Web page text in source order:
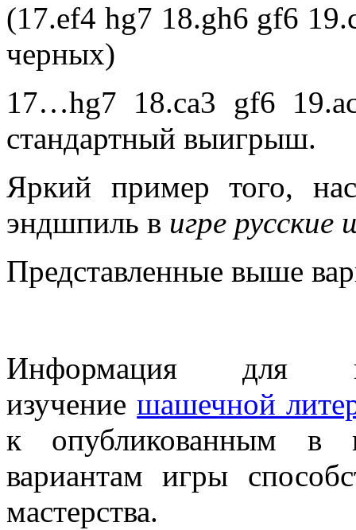
(17.ef4 hg7 18.gh6 gf6
черных)
17…hg7 18.ca3 gf6
стандартный выигрыш.
Яркий пример того,
эндшпиль в игре
Представленные выше
Информация для
изучениешашечной
к опубликованным в
вариантам игры
мастерства.